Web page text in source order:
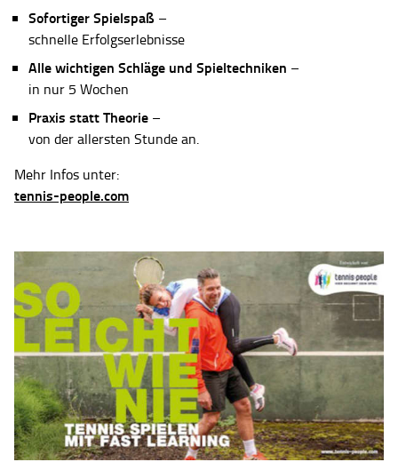
Sofortiger Spielspaß –
schnelle Erfolgserlebnisse
Alle wichtigen Schläge und Spieltechniken –
in nur 5 Wochen
Praxis statt Theorie –
von der allersten Stunde an.
Mehr Infos unter:
tennis-people.com